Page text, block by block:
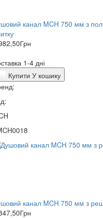
канал MCH 750 мм з
Грн
1-4 дні
Купити У кошику
канал MCH 750 мм з
Грн